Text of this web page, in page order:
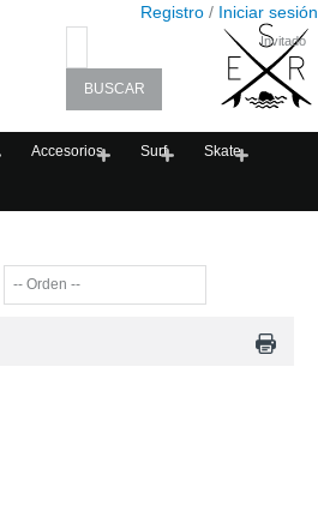
Registro / Iniciar sesión
Invitado
Accesorios Surf Skate